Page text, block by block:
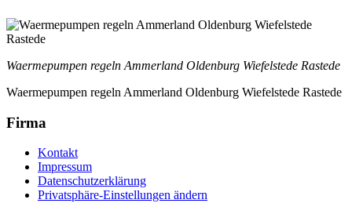
Waermepumpen regeln Ammerland Oldenburg Wiefelstede Rastede
Waermepumpen regeln Ammerland Oldenburg Wiefelstede Rastede
Firma
Kontakt
Impressum
Datenschutzerklärung
Privatsphäre-Einstellungen ändern